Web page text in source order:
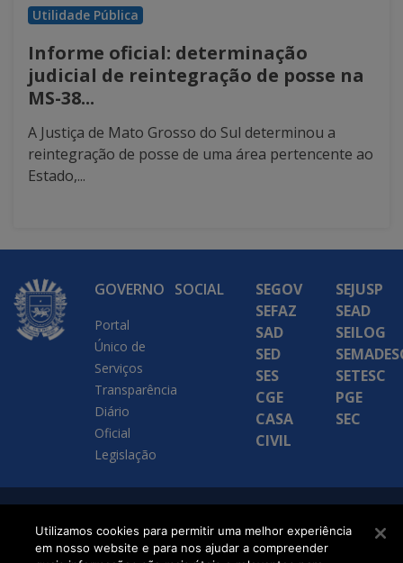
Utilidade Pública
Informe oficial: determinação
judicial de reintegração de posse na
MS-38...
A Justiça de Mato Grosso do Sul determinou a
reintegração de posse de uma área pertencente ao
Estado,...
GOVERNO
Portal
Único de
Serviços
Transparência
Diário
Oficial
Legislação
SOCIAL
SEGOV
SEFAZ
SAD
SED
SES
CGE
CASA
CIVIL
SEJUSP
SEAD
SEILOG
SETESC
PGE
SEC
SETDIG | Secretaria-
Executiva de
Utilizamos cookies para permitir uma melhor experiência
em nosso website e para nos ajudar a compreender